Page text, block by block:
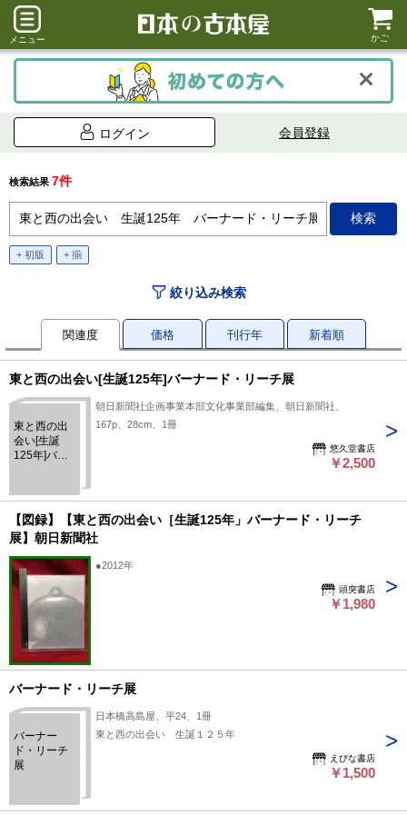
メニュー かご
ログイン 会員登録
検索結果 7件
+ 初版 + 揃
絞り込み検索
関連度 価格 刊行年 新着順
東と西の出会い[生誕125年]バーナード・リーチ展
東と西の出
会い[生誕
125年]バー
朝日新聞社企画事業本部文化事業部編集、朝日新聞社、
167p、28cm、1冊
悠久堂書店
￥2,500
【図録】【東と西の出会い［生誕125年」バーナード・リーチ
展】朝日新聞社
●2012年
頭突書店
￥1,980
バーナード・リーチ展
バーナー
ド・リーチ
展
日本橋高島屋、平24、1冊
東と西の出会い 生誕１２５年
えびな書店
￥1,500